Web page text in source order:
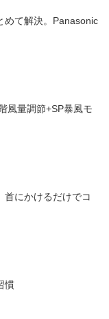
て解決。Panasonic
風量調節+SP暴風モ
首にかけるだけでコ
慣